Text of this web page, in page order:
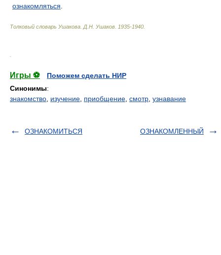
ознакомляться
Толковый словарь Ушакова Д.Н. Ушаков. 1935-1940
Игры ⚽
Поможем сделать НИР
Синонимы:
знакомство изучение приобщение смотр узнавание
ОЗНАКОМИТЬСЯ ОЗНАКОМЛЕННЫЙ